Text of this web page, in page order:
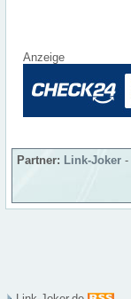
Anzeige
Partner: Link-Joker -